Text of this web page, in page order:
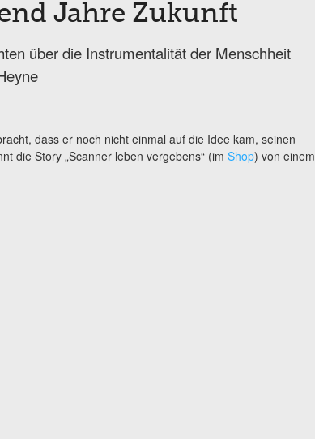
Jahre Zukunft
über die Instrumentalität der Menschheit
dass er noch nicht einmal auf die Idee kam, seinen
die Story „Scanner leben vergebens“ (im Shop) von einem